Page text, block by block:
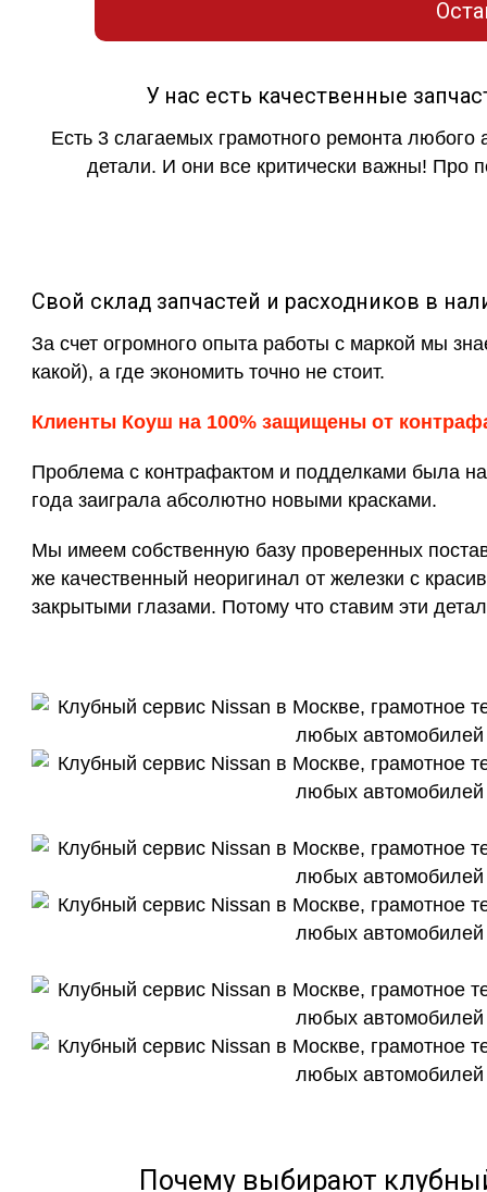
У нас есть качественные
Есть 3 слагаемых грамотного ремонта
детали. И они все критически важны! Про
Свой склад запчастей и расходников в
За счет огромного опыта работы с маркой мы
какой), а где экономить точно не стоит.
Клиенты Коуш на 100% защищены от
Проблема с контрафактом и подделками была
года заиграла абсолютно новыми красками.
Мы имеем собственную базу проверенных
же качественный неоригинал от железки с
закрытыми глазами. Потому что ставим эти
Почему выбирают